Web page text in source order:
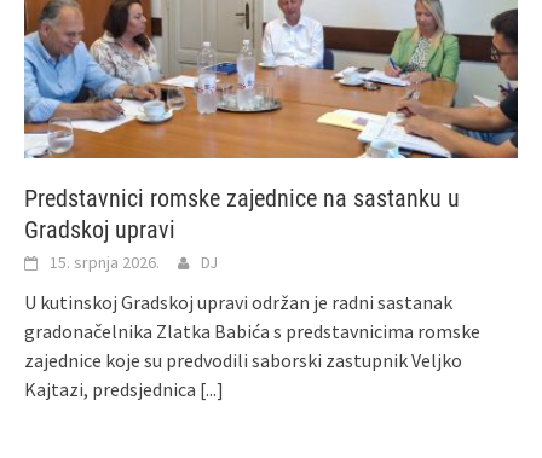
Predstavnici romske zajednice na sastanku u
Gradskoj upravi
15. srpnja 2026. DJ
U kutinskoj Gradskoj upravi održan je radni sastanak
gradonačelnika Zlatka Babića s predstavnicima romske
zajednice koje su predvodili saborski zastupnik Veljko
Kajtazi, predsjednica [...]